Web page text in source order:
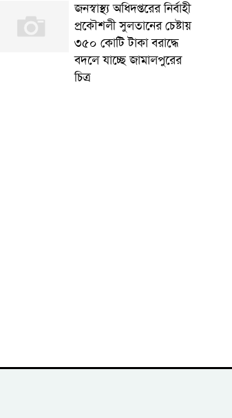
জনস্বাস্থ্য অধিদপ্তরের নির্বাহী
প্রকৌশলী সুলতানের চেষ্টায়
৩৫০ কোটি টাকা বরাদ্ধে
বদলে যাচ্ছে জামালপুরের
চিত্র